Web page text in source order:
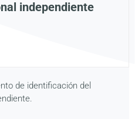
independiente
de identificación del